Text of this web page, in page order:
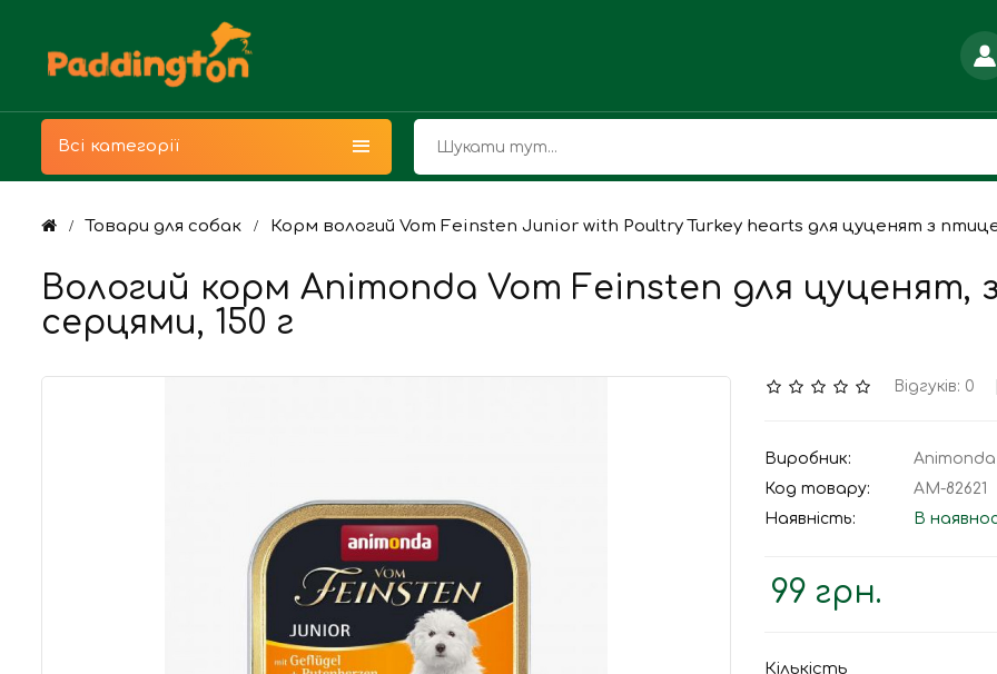
Всі категорії
Товари для собак Корм вологий Vom Feinsten Junior with Poultry Turkey hearts для цуценят з
Вологий корм Animonda Vom Feinsten для
серцями, 150 г
Відгуків: 0
Виробник:
Animonda
Код товару:
AM-82621
Наявність:
В
99 грн.
Кількість